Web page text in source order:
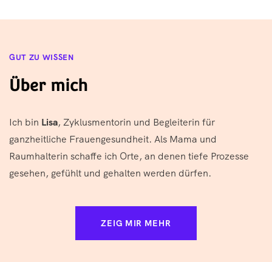
GUT ZU WISSEN
Über mich
Ich bin Lisa, Zyklusmentorin und Begleiterin für
ganzheitliche Frauengesundheit. Als Mama und
Raumhalterin schaffe ich Orte, an denen tiefe Prozesse
gesehen, gefühlt und gehalten werden dürfen.
ZEIG MIR MEHR